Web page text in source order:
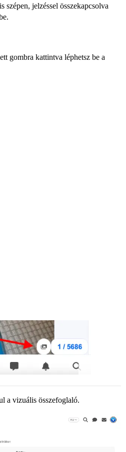
szépen, jelzéssel összekapcsolva
gombra kattintva léphetsz be a
a vizuális összefoglaló.